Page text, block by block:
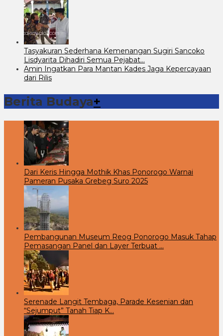
Tasyakuran Sederhana Kemenangan Sugiri Sancoko
Lisdyarita Dihadiri Semua Pejabat…
Amin Ingatkan Para Mantan Kades Jaga Kepercayaan
dari Rilis
Berita Budaya+
Dari Keris Hingga Mothik Khas Ponorogo Warnai
Pameran Pusaka Grebeg Suro 2025
Pembangunan Museum Reog Ponorogo Masuk Tahap
Pemasangan Panel dan Layer Terbuat …
Serenade Langit Tembaga, Parade Kesenian dan
“Sejumput” Tanah Tiap K…